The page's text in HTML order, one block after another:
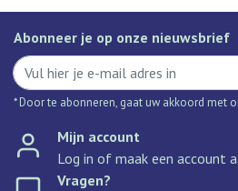
Abonneer je op onze nieuwsbrief
* Door te abonneren, gaat uw akkoord met
Mijn account
Log in of maak een account
Vragen?